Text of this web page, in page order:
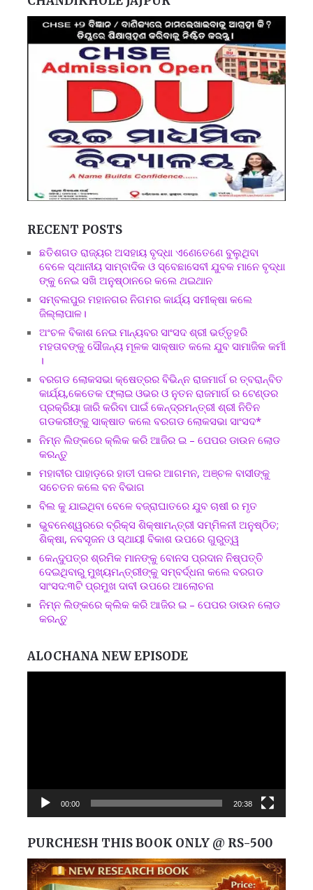
RECENT POSTS
ଛତିଶଗଡ ରାଜ୍ୟର ଅସହାୟ ବୃଦ୍ଧା ଏଣେତେଣେ ବୁଲୁଥିବା
ବେଳେ ସ୍ଥାନୀୟ ସାମ୍ବାଦିକ ଓ ସ୍ବେଛାସେବୀ ଯୁବକ ମାନେ ବୃଦ୍ଧା
ଙ୍କୁ ନେଇ ସଖି ଅନୁଷ୍ଠାନରେ କଲେ ଥଇଥାନ
ସମ୍ବଲପୁର ମହାନଗର ନିଗମର କାର୍ଯ୍ୟ ସମୀକ୍ଷା କଲେ
ଜିଲ୍ଲାପାଳ।
ଅଂଚଳ ବିକାଶ ନେଇ ମାନ୍ୟବର ସାଂସଦ ଶ୍ରୀ ଭର୍ତ୍ତୃହରି
ମହତାବଙ୍କୁ ସୌଜନ୍ୟ ମୂଳକ ସାକ୍ଷାତ କଲେ ଯୁବ ସାମାଜିକ କର୍ମୀ
।
ବରଗଡ ଲୋକସଭା କ୍ଷେତ୍ରର ବିଭିନ୍ନ ରାଜମାର୍ଗ ର ତ୍ବରାନ୍ବିତ
କାର୍ଯ୍ୟ,କେତେକ ଫ୍ଲାଇ ଓଭର ଓ ନୁତନ ରାଜମାର୍ଗ ର ଟେଣ୍ଡର
ପ୍ରକ୍ରିୟା ଜାରି କରିବା ପାଇଁ କେନ୍ଦ୍ରମନ୍ତ୍ରୀ ଶ୍ରୀ ନିତିନ
ଗଡକରୀଙ୍କୁ ସାକ୍ଷାତ କଲେ ବରଗଡ ଲୋକସଭା ସାଂସଦ*
ନିମ୍ନ ଲିଙ୍କରେ କ୍ଲିକ କରି ଆଜିର ଇ – ପେପର ଡାଉନ ଲୋଡ
କରନ୍ତୁ
ମହାବୀର ପାହାଡ଼ରେ ହାତୀ ପଳର ଆଗମନ, ଅଞ୍ଚଳ ବାସୀଙ୍କୁ
ସଚେତନ କଲେ ବନ ବିଭାଗ
ବିଲ କୁ ଯାଇଥିବା ବେଳେ ବଜ୍ରାଘାତରେ ଯୁବ ଚାଷୀ ର ମୃତ
ଭୁବନେଶ୍ୱରରେ ବ୍ରିକ୍ସ ଶିକ୍ଷାମନ୍ତ୍ରୀ ସମ୍ମିଳନୀ ଅନୁଷ୍ଠିତ;
ଶିକ୍ଷା, ନବସୃଜନ ଓ ସ୍ଥାୟୀ ବିକାଶ ଉପରେ ଗୁରୁତ୍ୱ
କେନ୍ଦୁପତ୍ର ଶ୍ରମିକ ମାନଙ୍କୁ ବୋନସ ପ୍ରଦାନ ନିଷ୍ପତ୍ତି
ଦେଇଥିବାରୁ ମୁଖ୍ୟମନ୍ତ୍ରୀଙ୍କୁ ସମ୍ବର୍ଦ୍ଧନା କଲେ ବରଗଡ
ସାଂସଦ:୩ଟି ପ୍ରମୁଖ ଦାବୀ ଉପରେ ଆଲୋଚନା
ନିମ୍ନ ଲିଙ୍କରେ କ୍ଲିକ କରି ଆଜିର ଇ – ପେପର ଡାଉନ ଲୋଡ
କରନ୍ତୁ
ALOCHANA NEW EPISODE
00:00 20:38
PURCHESH THIS BOOK ONLY @ RS-500